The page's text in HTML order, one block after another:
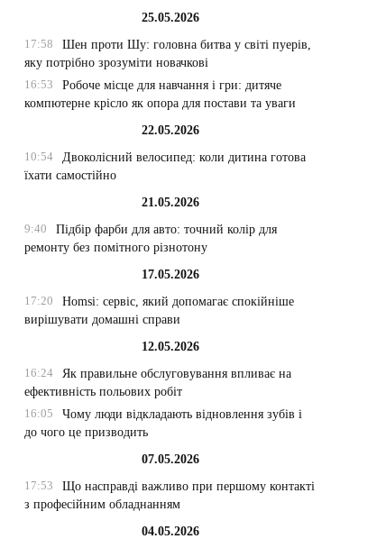
25.05.2026
17:58
Шен проти Шу: головна битва у світі пуерів,
яку потрібно зрозуміти новачкові
16:53
Робоче місце для навчання і гри: дитяче
компютерне крісло як опора для постави та уваги
22.05.2026
10:54
Двоколісний велосипед: коли дитина готова
їхати самостійно
21.05.2026
9:40
Підбір фарби для авто: точний колір для
ремонту без помітного різнотону
17.05.2026
17:20
Homsi: сервіс, який допомагає спокійніше
вирішувати домашні справи
12.05.2026
16:24
Як правильне обслуговування впливає на
ефективність польових робіт
16:05
Чому люди відкладають відновлення зубів і
до чого це призводить
07.05.2026
17:53
Що насправді важливо при першому контакті
з професійним обладнанням
04.05.2026